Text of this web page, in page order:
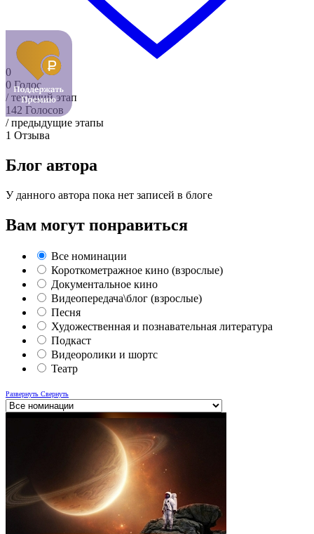
0
0 Голос
/ текущий этап
142 Голосов
/ предыдущие этапы
1 Отзыва
Блог автора
У данного автора пока нет записей в блоге
Вам могут понравиться
Все номинации
Короткометражное кино (взрослые)
Документальное кино
Видеопередача\блог (взрослые)
Песня
Художественная и познавательная литература
Подкаст
Видеоролики и шортс
Театр
Развернуть Свернуть